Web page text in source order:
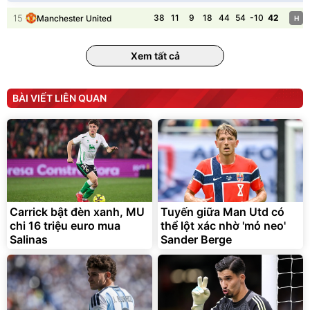
Flash Sale
Bạt phủ xe ô tô cao cấp,
tráng nhôm 03 lớp
392.000đ
325.000 đ
Đã bán nhiều
Xe đạp điện trợ lực G-
Force C14 gấp gọn bỏ cốp
tiện lợi
9.900.000đ
7.092.000đ
Đang xem nhiều
G-FORCE VIETNA
15 Manchester United 38 11 9 18 44 54 -10 42 H
Xem tất cả
BÀI VIẾT LIÊN QUAN
Carrick bật đèn xanh, MU
chi 16 triệu euro mua
Salinas
Tuyến giữa Man Utd có
thể lột xác nhờ 'mỏ neo'
Sander Berge